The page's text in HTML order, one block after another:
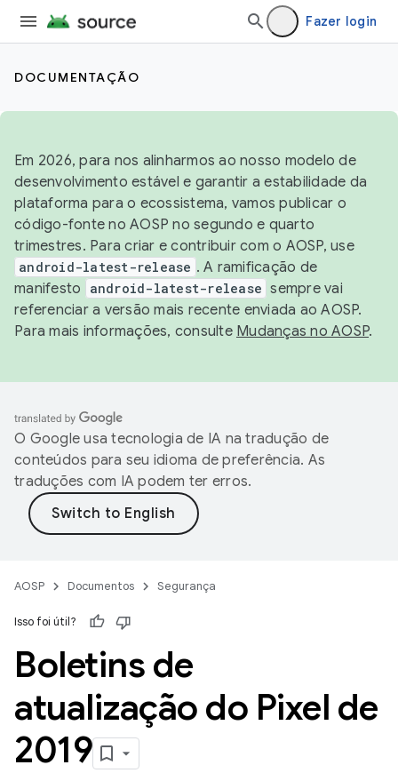
Fazer login
DOCUMENTAÇÃO
Em 2026, para nos alinharmos ao nosso modelo de
desenvolvimento estável e garantir a estabilidade da
plataforma para o ecossistema, vamos publicar o
código-fonte no AOSP no segundo e quarto
trimestres. Para criar e contribuir com o AOSP, use
android-latest-release . A ramificação de
manifesto
android-latest-release sempre vai
referenciar a versão mais recente enviada ao AOSP.
Para mais informações, consulte Mudanças no AOSP.
O Google usa tecnologia de IA na tradução de
conteúdos para seu idioma de preferência. As
traduções com IA podem ter erros.
AOSP Documentos Segurança
Isso foi útil?
Boletins de
atualização do Pixel de
2019